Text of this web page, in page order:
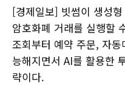
[경제일보] 빗썸이 생성
암호화폐 거래를 실행할
조회부터 예약 주문, 자
능해지면서 AI를 활용한
략이다.